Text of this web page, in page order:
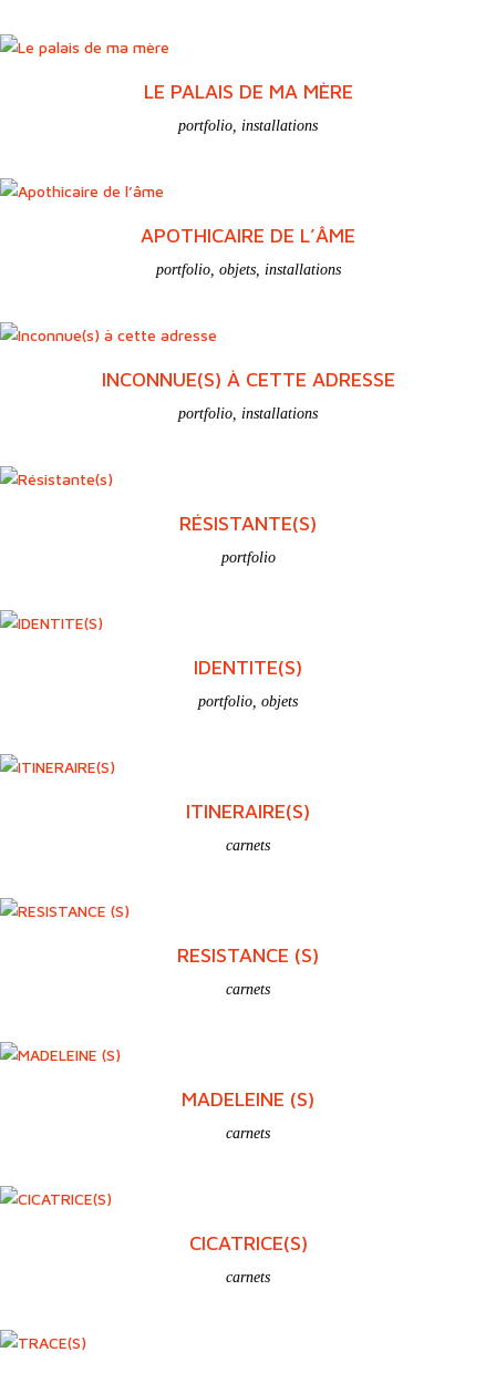
LE PALAIS DE MA MÈRE
portfolio installations
APOTHICAIRE DE L’ÂME
portfolio, objets, installations
INCONNUE(S) À CETTE ADRESSE
portfolio installations
RÉSISTANTE(S)
portfolio
IDENTITE(S)
portfolio objets
ITINERAIRE(S)
carnets
RESISTANCE (S)
carnets
MADELEINE (S)
carnets
CICATRICE(S)
carnets